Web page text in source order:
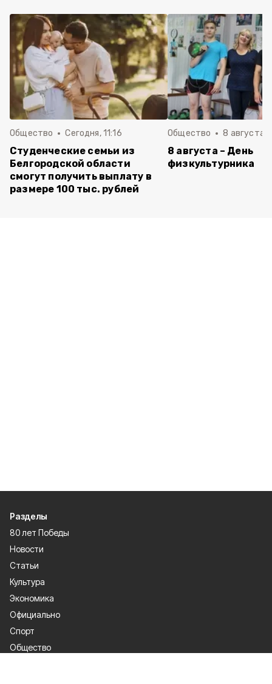
Общество Сегодня, 11:16
Студенческие семьи из
Белгородской области
смогут получить выплату в
размере 100 тыс. рублей
Общество 8 августа ,
8 августа – День
физкультурника
Разделы
80 лет Победы
Новости
Статьи
Культура
Экономика
Официально
Спорт
Общество